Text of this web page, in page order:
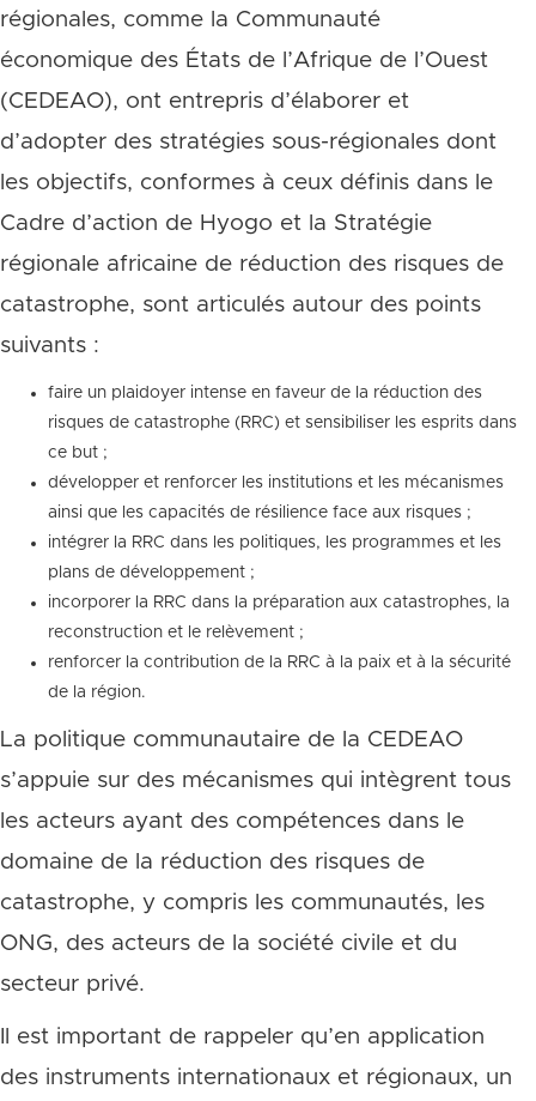
régionales, comme la Communauté
économique des États de l’Afrique de l’Ouest
(CEDEAO), ont entrepris d’élaborer et
d’adopter des stratégies sous-régionales dont
les objectifs, conformes à ceux définis dans le
Cadre d’action de Hyogo et la Stratégie
régionale africaine de réduction des risques de
catastrophe, sont articulés autour des points
suivants :
faire un plaidoyer intense en faveur de la réduction des
risques de catastrophe (RRC) et sensibiliser les esprits dans
ce but ;
développer et renforcer les institutions et les mécanismes
ainsi que les capacités de résilience face aux risques ;
intégrer la RRC dans les politiques, les programmes et les
plans de développement ;
incorporer la RRC dans la préparation aux catastrophes, la
reconstruction et le relèvement ;
renforcer la contribution de la RRC à la paix et à la sécurité
de la région.
La politique communautaire de la CEDEAO
s’appuie sur des mécanismes qui intègrent tous
les acteurs ayant des compétences dans le
domaine de la réduction des risques de
catastrophe, y compris les communautés, les
ONG, des acteurs de la société civile et du
secteur privé.
Il est important de rappeler qu’en application
des instruments internationaux et régionaux, un